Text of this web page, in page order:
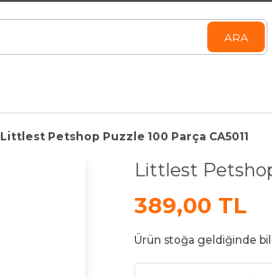
Littlest Petshop Puzzle 100 Parça CA5011
Littlest
389,00 TL
Ürün stoğa geldiğinde